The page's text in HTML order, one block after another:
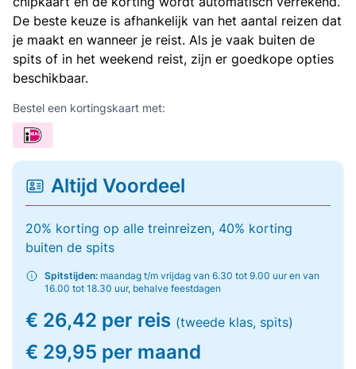
De beste keuze is afhankelijk van het aantal reizen dat
je maakt en wanneer je reist. Als je vaak buiten de
spits of in het weekend reist, zijn er goedkope opties
beschikbaar.
Bestel een kortingskaart met:
Altijd Voordeel
20% korting op alle treinreizen, 40% korting
buiten de spits
Spitstijden: maandag t/m vrijdag van 6.30 tot 9.00 uur en van
16.00 tot 18.30 uur, behalve feestdagen
€ 26,42 per reis (tweede klas, spits)
€ 29,95 per maand